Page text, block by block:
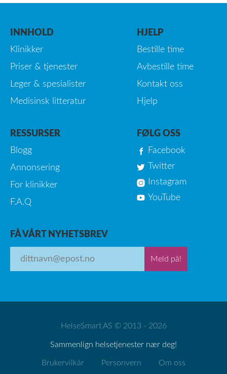
INNHOLD
Klinikker
Priser & tjenester
Leger & spesialister
Medisinsk litteratur
HJELP
Bestille time
Avbestille time
Kontakt oss
Hjelp
RESSURSER
Blogg
Annonsering
For klinikker
F.A.Q
FØLG OSS
Facebook
Twitter
Instagram
YouTube
FÅ VÅRT NYHETSBREV
Meld på!
HelseSmart AS © 2013 - 2026
Sammenlign helsetjenester nær deg!
Brukervilkår Personvern Om oss